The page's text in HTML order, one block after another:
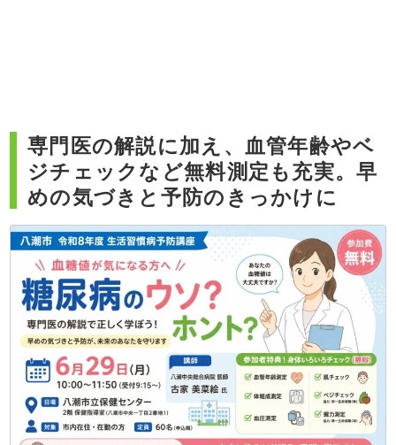
専門医の解説に加え、血管年齢やベ
ジチェックなど無料測定も充実。早
めの気づきと予防のきっかけに